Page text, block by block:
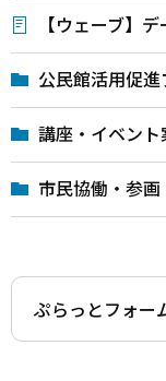
【ウェーブ】
公民館活用促
講座・イベント
市民協働・参画
ぷらっとフォー